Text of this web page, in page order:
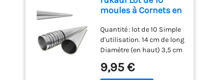
la cuisine. Aciers
inoxydables : Les moules
fabriqués en acier
inoxydable de haute
qualité. Résistant à la
rouille et au lave-vaisselle,
veuillez les sécher
moules à Cornets en
mm x 35 mm
Quantité : lot de 10 Simple
d'utilisation. 14 cm de long
Diamètre (en haut) 3,5 cm
Douilles Crème
9,95 €